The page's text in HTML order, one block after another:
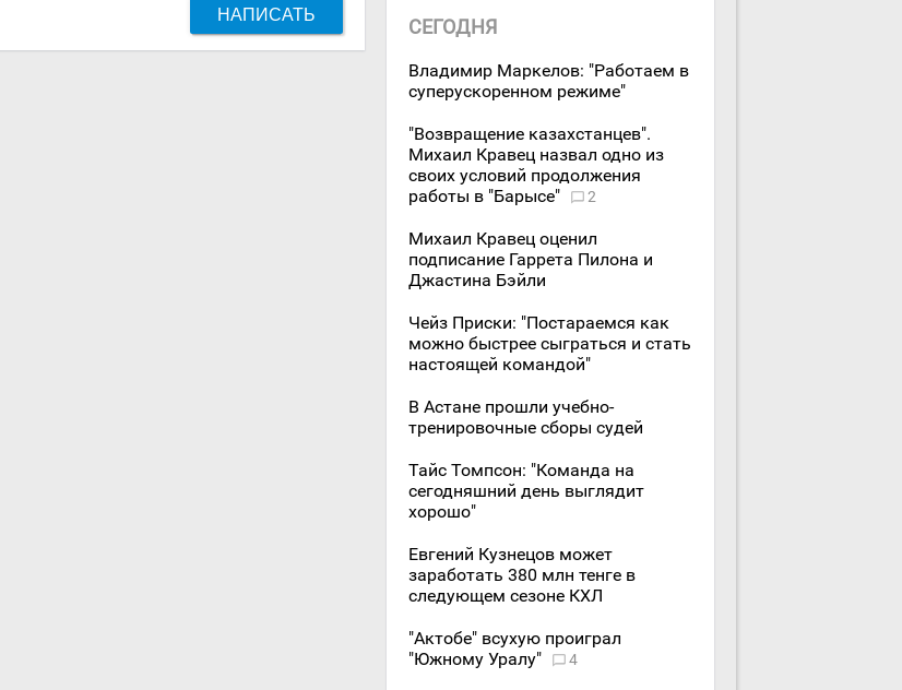
НАПИСАТЬ
СЕГОДНЯ
Владимир Маркелов: "Работаем в
суперускоренном режиме"
"Возвращение казахстанцев".
Михаил Кравец назвал одно из
своих условий продолжения
работы в "Барысе"
2
Михаил Кравец оценил
подписание Гаррета Пилона и
Джастина Бэйли
Чейз Приски: "Постараемся как
можно быстрее сыграться и стать
настоящей командой"
В Астане прошли учебно-
тренировочные сборы судей
Тайс Томпсон: "Команда на
сегодняшний день выглядит
хорошо"
Евгений Кузнецов может
заработать 380 млн тенге в
следующем сезоне КХЛ
"Актобе" всухую проиграл
"Южному Уралу"
4